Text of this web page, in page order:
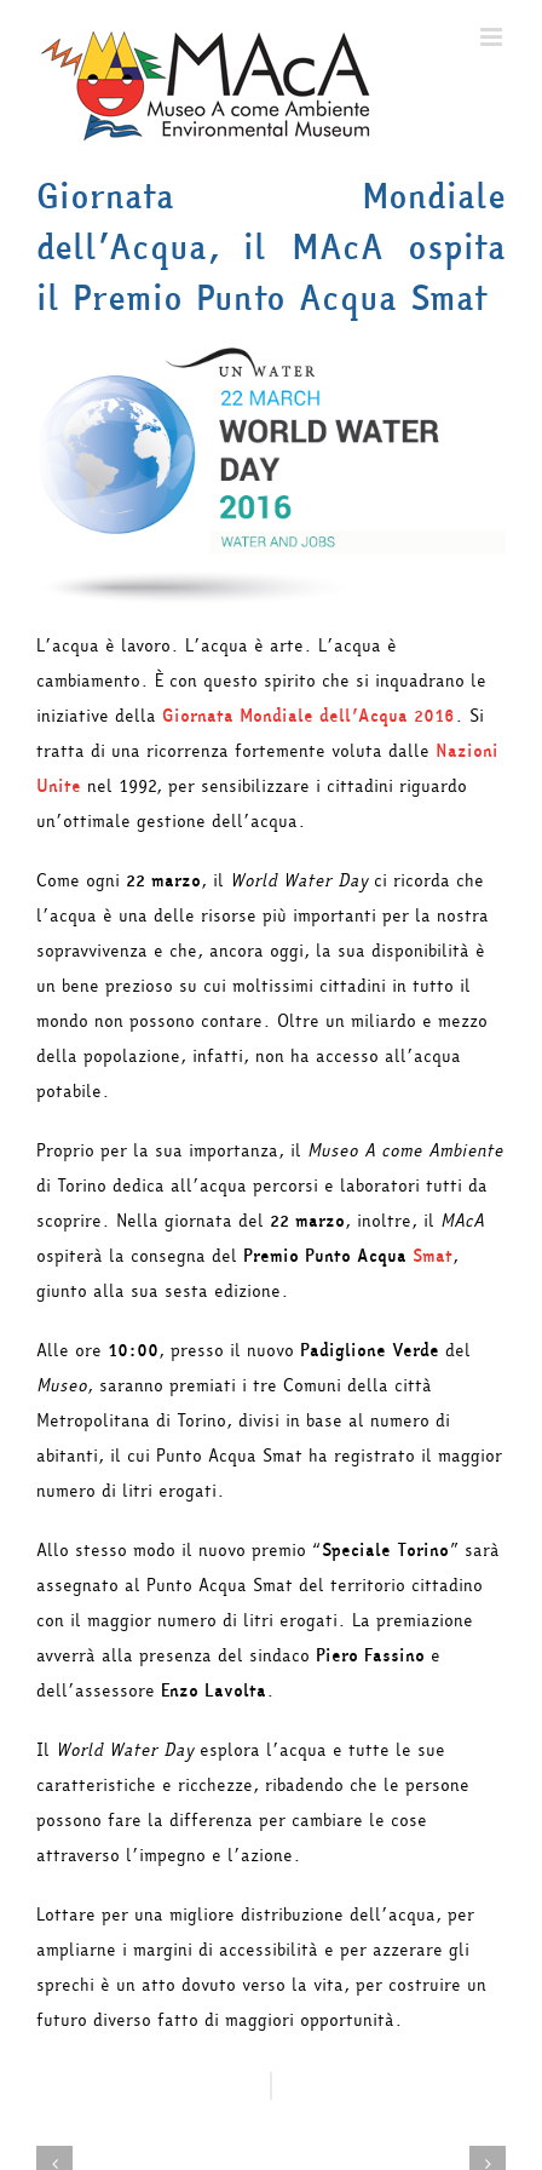
contenuto
Giornata Mondiale
dell’Acqua, il MAcA ospita
il Premio Punto Acqua Smat
L’acqua è lavoro. L’acqua è arte. L’acqua è
cambiamento. È con questo spirito che si inquadrano le
iniziative della Giornata Mondiale dell’Acqua 2016. Si
tratta di una ricorrenza fortemente voluta dalle Nazioni
Unite nel 1992, per sensibilizzare i cittadini riguardo
un’ottimale gestione dell’acqua.
Come ogni 22 marzo, il World Water Dayci ricorda che
l’acqua è una delle risorse più importanti per la nostra
sopravvivenza e che, ancora oggi, la sua disponibilità è
un bene prezioso su cui moltissimi cittadini in tutto il
mondo non possono contare. Oltre un miliardo e mezzo
della popolazione, infatti, non ha accesso all’acqua
potabile.
Proprio per la sua importanza, il Museo A come Ambiente
di Torino dedica all’acqua percorsi e laboratori tutti da
scoprire. Nella giornata del 22 marzo, inoltre, il MAcA
ospiterà la consegna del Premio Punto Acqua Smat,
giunto alla sua sesta edizione.
Alle ore 10:00, presso il nuovo Padiglione Verde del
Museo, saranno premiati i tre Comuni della città
Metropolitana di Torino, divisi in base al numero di
abitanti, il cui Punto Acqua Smat ha registrato il maggior
numero di litri erogati.
Allo stesso modo il nuovo premio “Speciale Torino” sarà
assegnato al Punto Acqua Smat del territorio cittadino
con il maggior numero di litri erogati. La premiazione
avverrà alla presenza del sindaco Piero Fassino e
dell’assessore Enzo Lavolta.
Il World Water Day esplora l’acqua e tutte le sue
caratteristiche e ricchezze, ribadendo che le persone
possono fare la differenza per cambiare le cose
attraverso l’impegno e l’azione.
Lottare per una migliore distribuzione dell’acqua, per
ampliarne i margini di accessibilità e per azzerare gli
sprechi è un atto dovuto verso la vita, per costruire un
futuro diverso fatto di maggiori opportunità.